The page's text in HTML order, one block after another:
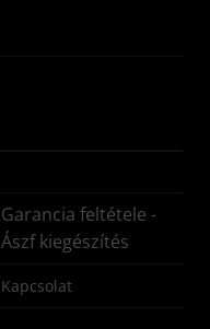
Garancia feltétele -
Ászf kiegészítés
Kapcsolat